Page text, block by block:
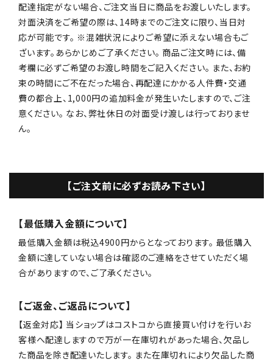
配達指定がない場合、ご注文当日に商品をお渡しいたします。
対面決済をご希望の際は、14時までのご注文に限り、当日対
応が可能です。 ※混雑状況によりご希望に添えない場合もご
ざいます。あらかじめご了承ください。 商品ご注文時には、備
考欄に必ずご希望のお渡し時間をご記入ください。 また、お約
束の時間にご不在だった場合、再配達にかかる人件費・交通
費の都合上、1,000円の追加料金が発生いたしますので、ご注
意ください。 なお、弊社休日の対面受け渡しは行っておりませ
ん。
【ご注文前に必ずお読み下さい】
【最低購入金額について】
最低購入金額は税込4900円からとなっております。 最低購入
金額に達していない場合は確認のご連絡をさせていただく場
合がありますので、ご了承ください。
【ご返金、ご返品について】
【返金対応】 当ショップはコストコから直接買い付けを行いお
客様へ配達しますので万が一在庫切れがあった場合、欠品し
た商品を除き配達いたします。 また在庫切れにより欠品した商